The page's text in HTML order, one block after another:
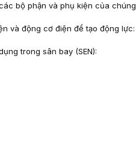
bộ phận và phụ kiện của chúng
và động cơ điện để tạo động lực:
trong sân bay (SEN):